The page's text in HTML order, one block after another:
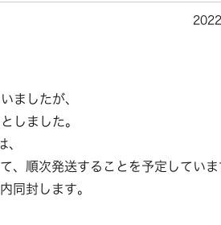
ましたが、
しました。
、
、順次発送することを予定していま
同封します。